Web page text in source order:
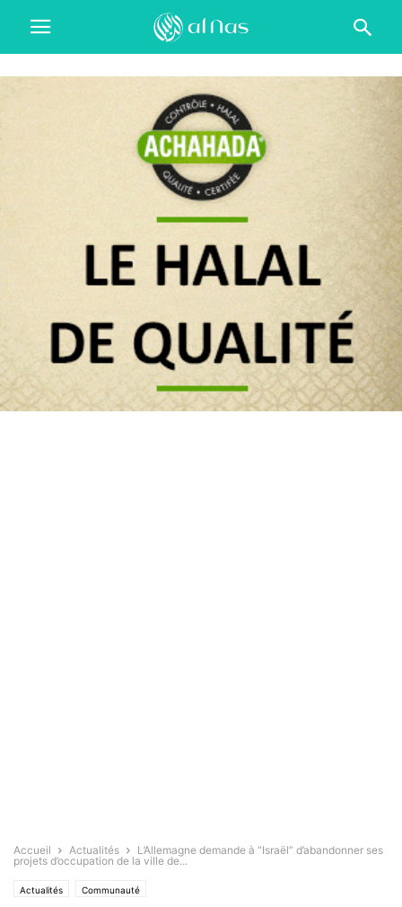
Accueil Actualités
L’Allemagne demande à “Israël” d’abandonner ses
projets d’occupation de la ville de...
Actualités Communauté